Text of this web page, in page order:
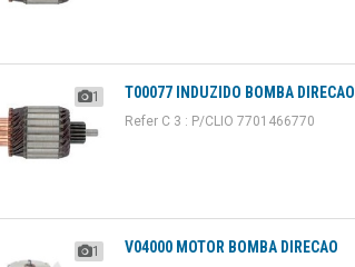
1 T00077 INDUZIDO BOMBA DIRECAO
Refer C 3 : P/CLIO 7701466770
1 V04000 MOTOR BOMBA DIRECAO